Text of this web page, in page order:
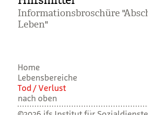
Informationsbroschüre
Leben"
Home
Lebensbereiche
Tod / Ver­lust
nach oben